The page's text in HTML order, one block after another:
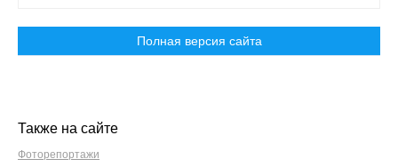
Полная версия сайта
Также на сайте
Фоторепортажи